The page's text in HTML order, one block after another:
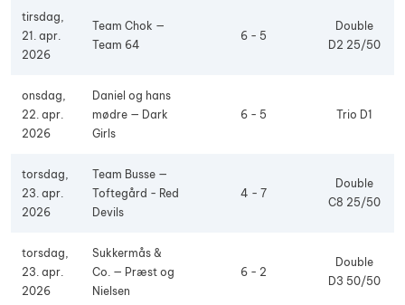
tirsdag,
21. apr.
2026
Team Chok —
Team 64
6 - 5
Double
D2 25/50
onsdag,
22. apr.
2026
Daniel og hans
mødre — Dark
Girls
6 - 5 Trio D1
torsdag,
23. apr.
2026
Team Busse —
Toftegård - Red
Devils
4 - 7
Double
C8 25/50
torsdag,
23. apr.
2026
Sukkermås &
Co. — Præst og
Nielsen
6 - 2
Double
D3 50/50